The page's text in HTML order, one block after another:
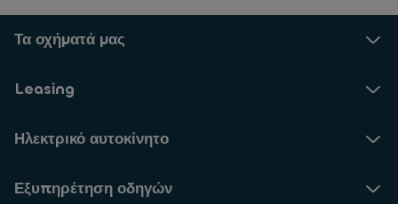
Τα οχήματά μας
Leasing
Ηλεκτρικό αυτοκίνητο
Εξυπηρέτηση οδηγών